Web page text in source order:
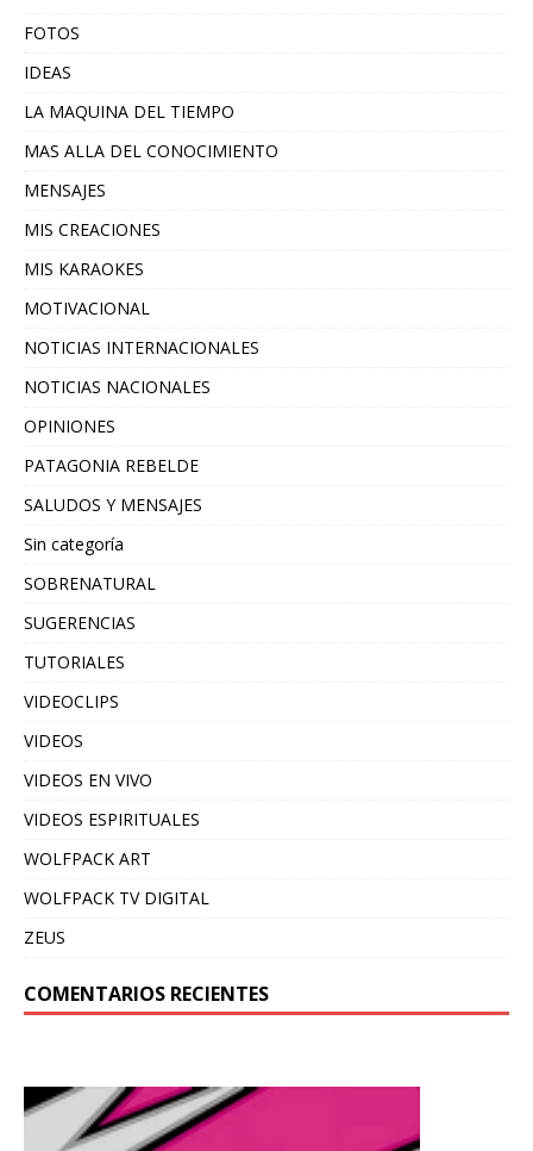
FOTOS
IDEAS
LA MAQUINA DEL TIEMPO
MAS ALLA DEL CONOCIMIENTO
MENSAJES
MIS CREACIONES
MIS KARAOKES
MOTIVACIONAL
NOTICIAS INTERNACIONALES
NOTICIAS NACIONALES
OPINIONES
PATAGONIA REBELDE
SALUDOS Y MENSAJES
Sin categoría
SOBRENATURAL
SUGERENCIAS
TUTORIALES
VIDEOCLIPS
VIDEOS
VIDEOS EN VIVO
VIDEOS ESPIRITUALES
WOLFPACK ART
WOLFPACK TV DIGITAL
ZEUS
COMENTARIOS RECIENTES